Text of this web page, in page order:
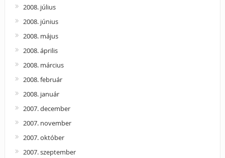
2008. július
2008. június
2008. május
2008. április
2008. március
2008. február
2008. január
2007. december
2007. november
2007. október
2007. szeptember